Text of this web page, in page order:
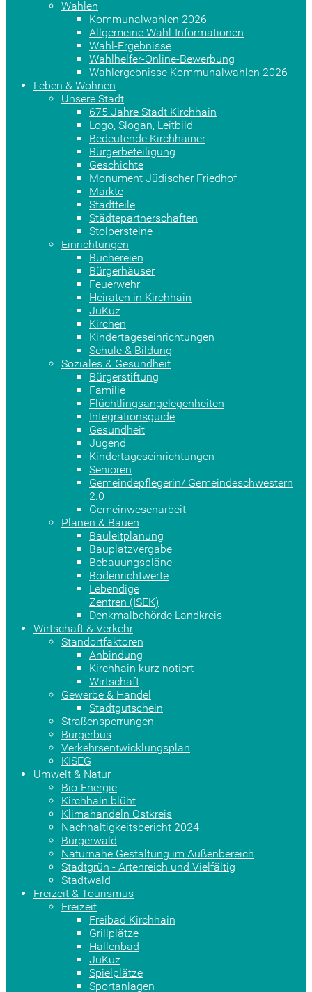
Wahlen
Kommunalwahlen 2026
Allgemeine Wahl-Informationen
Wahl-Ergebnisse
Wahlhelfer-Online-Bewerbung
Wahlergebnisse Kommunalwahlen 2026
Leben & Wohnen
Unsere Stadt
675 Jahre Stadt Kirchhain
Logo, Slogan, Leitbild
Bedeutende Kirchhainer
Bürgerbeteiligung
Geschichte
Monument Jüdischer Friedhof
Märkte
Stadtteile
Städtepartnerschaften
Stolpersteine
Einrichtungen
Büchereien
Bürgerhäuser
Feuerwehr
Heiraten in Kirchhain
JuKuz
Kirchen
Kindertageseinrichtungen
Schule & Bildung
Soziales & Gesundheit
Bürgerstiftung
Familie
Flüchtlingsangelegenheiten
Integrationsguide
Gesundheit
Jugend
Kindertageseinrichtungen
Senioren
Gemeindepflegerin/ Gemeindeschwestern
2.0
Gemeinwesenarbeit
Planen & Bauen
Bauleitplanung
Bauplatzvergabe
Bebauungspläne
Bodenrichtwerte
Lebendige
Zentren (ISEK)
Denkmalbehörde Landkreis
Wirtschaft & Verkehr
Standortfaktoren
Anbindung
Kirchhain kurz notiert
Wirtschaft
Gewerbe & Handel
Stadtgutschein
Straßensperrungen
Bürgerbus
Verkehrsentwicklungsplan
KISEG
Umwelt & Natur
Bio-Energie
Kirchhain blüht
Klimahandeln Ostkreis
Nachhaltigkeitsbericht 2024
Bürgerwald
Naturnahe Gestaltung im Außenbereich
Stadtgrün - Artenreich und Vielfältig
Stadtwald
Freizeit & Tourismus
Freizeit
Freibad Kirchhain
Grillplätze
Hallenbad
JuKuz
Spielplätze
Sportanlagen